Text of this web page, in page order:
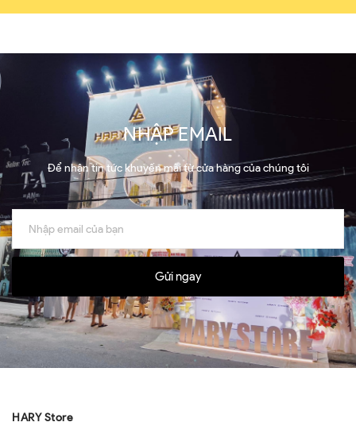
NHẬP EMAIL
Để nhận tin tức khuyến mãi từ cửa hàng của chúng tôi
Gửi ngay
HARY Store